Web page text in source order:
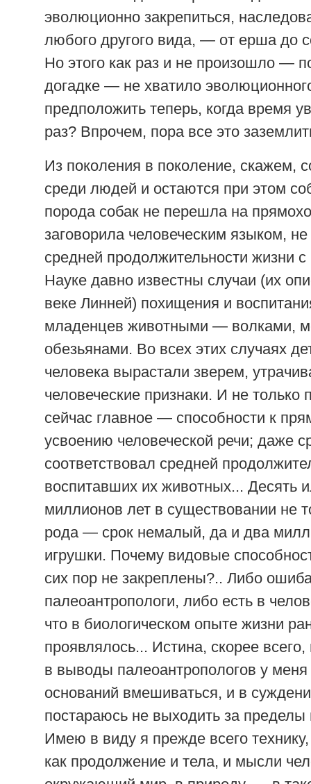
эволюционно закрепиться,
любого другого вида, — от ерша до
Но этого как раз и не произошло —
догадке — не хватило
предположить теперь, когда время
раз? Впрочем, пора все это
Из поколения в поколение, скажем,
среди людей и остаются при этом
порода собак не перешла на
заговорила человеческим языком,
средней продолжительности жизни
Науке давно известны случаи (их
веке Линней) похищения и
младенцев животными — волками,
обезьянами. Во всех этих случаях
человека вырастали зверем,
человеческие признаки. И не только
сейчас главное — способности к
усвоению человеческой речи; даже
соответствовал средней
воспитавших их животных... Десять
миллионов лет в существовании не
рода — срок немалый, да и два
игрушки. Почему видовые
сих пор не закреплены?.. Либо
палеоантропологи, либо есть в
что в биологическом опыте жизни
проявлялось... Истина, скорее
в выводы палеоантропологов у меня
оснований вмешиваться, и в
постараюсь не выходить за пределы
Имею в виду я прежде всего
как продолжение и тела, и мысли